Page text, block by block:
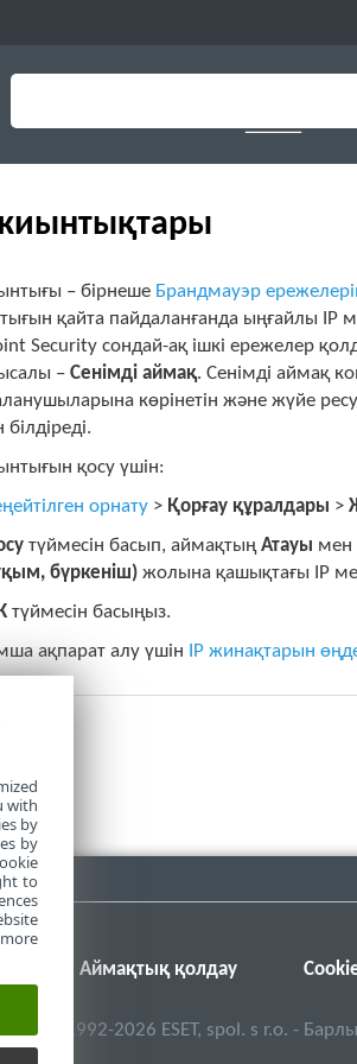
– бірнеше Брандмауэр
қайта пайдаланғанда ыңғайлы IP
Security сондай-ақ ішкі ережелер
–Сенімді аймақ. Сенімді аймақ
көрінетін және жүйе
қосу үшін:
орнату > Қорғау құралдары >
түймесін басып, аймақтыңАтауы мен
бүркеніш) жолына қашықтағы IP
түймесін басыңыз.
ақпарат алу үшін
IP жинақтарын
Аймақтық қолдау
1992-2026 ESET, spol. s r.o. -
with
by
by
to